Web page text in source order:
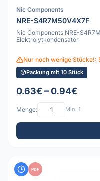
Nic Components
NRE-S4R7M50V4X7F
Nic Components NRE-
Elektrolytkondensator
Nur noch wenige Stücke!:
Packung mit 10 Stück
0.63€ – 0.94€
Menge: Min: 1
PDF